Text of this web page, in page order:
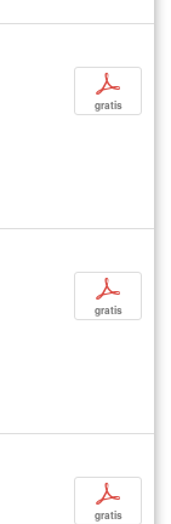
p
gratis
p
gratis
p
gratis